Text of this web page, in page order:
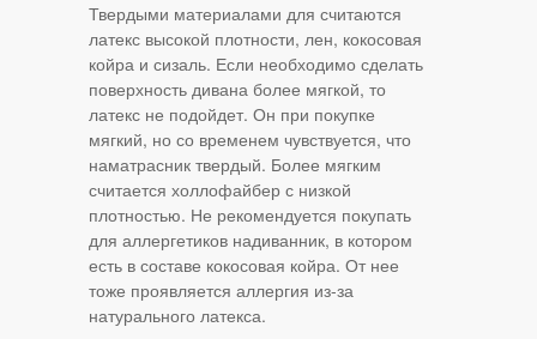
Твердыми материалами для считаются
латекс высокой плотности, лен, кокосовая
койра и сизаль. Если необходимо сделать
поверхность дивана более мягкой, то
латекс не подойдет. Он при покупке
мягкий, но со временем чувствуется, что
наматрасник твердый. Более мягким
считается холлофайбер с низкой
плотностью. Не рекомендуется покупать
для аллергетиков надиванник, в котором
есть в составе кокосовая койра. От нее
тоже проявляется аллергия из-за
натурального латекса.